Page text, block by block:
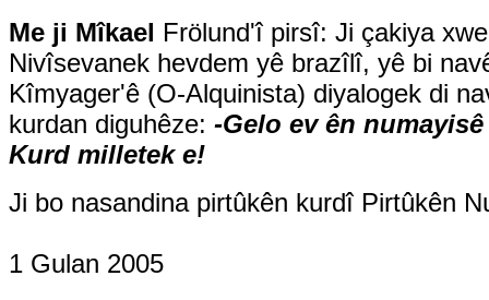
Me ji Mîkael Frölund'î pirsî: Ji çakiya
Nivîsevanek hevdem yê brazîlî, yê bi
Kîmyager'ê (O-Alquinista) diyalogek di
kurdan diguhêze: -Gelo ev ên
Kurd milletek e!
Ji bo nasandina pirtûkên kurdî Pirtûkên
1 Gulan 2005